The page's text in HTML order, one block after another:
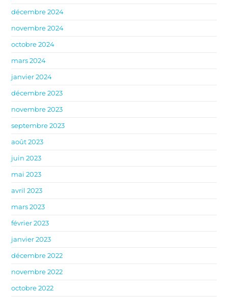
décembre 2024
novembre 2024
octobre 2024
mars 2024
janvier 2024
décembre 2023
novembre 2023
septembre 2023
août 2023
juin 2023
mai 2023
avril 2023
mars 2023
février 2023
janvier 2023
décembre 2022
novembre 2022
octobre 2022